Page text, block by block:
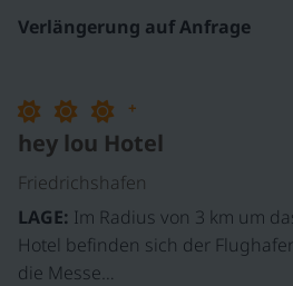
Verlängerung auf Anfrage
+
hey lou Hotel
Friedrichshafen
LAGE: Im Radius von 3 km um
Hotel befinden sich der
die Messe…